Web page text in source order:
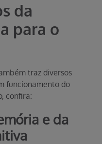
da
para o
traz diversos
funcionamento do
confira:
e da